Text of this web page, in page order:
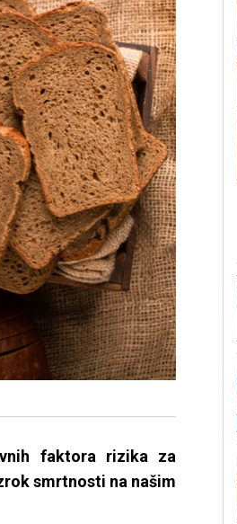
faktora rizika za
smrtnosti na našim